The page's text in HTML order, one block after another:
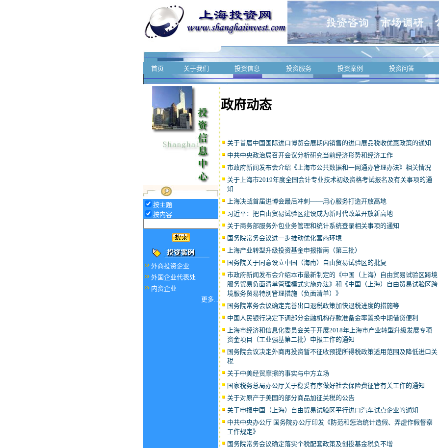
首页 关于我们 投资信息 投资服务 投资案例 投资问答
按主题
按内容
外商投资企业
外国企业代表处
内资企业
更多...
政府动态
关于首届中国国际进口博览会展期内销售的进口展品税收优惠政策的通知
中共中央政治局召开会议分析研究当前经济形势和经济工作
市政府新闻发布会介绍《上海市公共数据和一网通办管理办法》相关情况
关于上海市2019年度全国会计专业技术初级资格考试报名及有关事项的通
知
上海决战首届进博会最后冲刺——用心服务打造开放高地
习近平：把自由贸易试验区建设成为新时代改革开放新高地
关于商务部服务外包业务管理和统计系统登录相关事项的通知
国务院常务会议进一步推动优化营商环境
上海产业转型升级投资基金申报指南（第三批）
国务院关于同意设立中国（海南）自由贸易试验区的批复
市政府新闻发布会介绍本市最新制定的《中国（上海）自由贸易试验区跨境
服务贸易负面清单管理模式实施办法》和《中国（上海）自由贸易试验区跨
境服务贸易特别管理措施（负面清单）》
国务院常务会议确定完善出口退税政策加快退税进度的措施等
中国人民银行决定下调部分金融机构存款准备金率置换中期借贷便利
上海市经济和信息化委员会关于开展2018年上海市产业转型升级发展专项
资金项目（工业强基第二批）申报工作的通知
国务院会议决定外商再投资暂不征收预提所得税政策适用范围及降低进口关
税
关于中美经贸摩擦的事实与中方立场
国家税务总局办公厅关于稳妥有序做好社会保险费征管有关工作的通知
关于对原产于美国的部分商品加征关税的公告
关于申报中国（上海）自由贸易试验区平行进口汽车试点企业的通知
中共中央办公厅 国务院办公厅印发《防范和惩治统计造假、弄虚作假督察
工作规定》
国务院常务会议确定落实个税配套政策及创投基金税负不增